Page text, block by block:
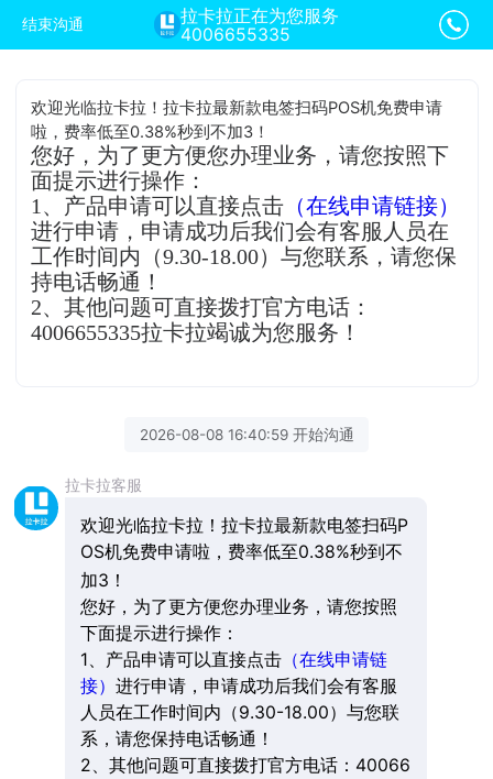
结束沟通
拉卡拉正在为您服务
4006655335
欢迎光临拉卡拉！拉卡拉最新款电签扫码POS机免费申请
啦，费率低至0.38%秒到不加3！
您好，为了更方便您办理业务，请您按照下
面提示进行操作：
1、产品申请可以直接点击 （在线申请链接）
进行申请，申请成功后我们会有客服人员在
工作时间内（9.30-18.00）与您联系，请您保
持电话畅通！
2、其他问题可直接拨打官方电话：
4006655335拉卡拉竭诚为您服务！
2026-08-08 16:40:59 开始沟通
拉卡拉客服
欢迎光临拉卡拉！拉卡拉最新款电签扫码P
OS机免费申请啦，费率低至0.38%秒到不
加3！
您好，为了更方便您办理业务，请您按照
下面提示进行操作：
1、产品申请可以直接点击（在线申请链
接） 进行申请，申请成功后我们会有客服
人员在工作时间内（9.30-18.00）与您联
系，请您保持电话畅通！
2、其他问题可直接拨打官方电话：40066